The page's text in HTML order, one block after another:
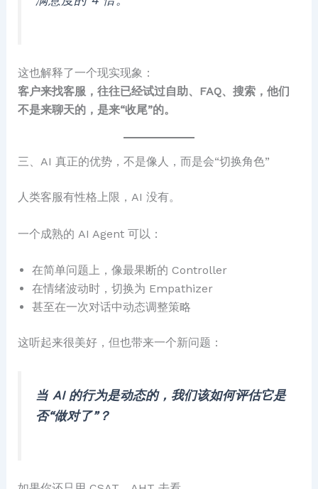
这也解释了一个现实现象：
客户来找客服，往往已经试过自助、FAQ、搜索，他们
不是来聊天的，是来“收尾”的。
三、AI 真正的优势，不是像人，而是会“切换角色”
人类客服有性格上限，AI 没有。
一个成熟的 AI Agent 可以：
在简单问题上，像最果断的 Controller
在情绪波动时，切换为 Empathizer
甚至在一次对话中动态调整策略
这听起来很美好，但也带来一个新问题：
当 AI 的行为是动态的，我们该如何评估它是
否“做对了”？